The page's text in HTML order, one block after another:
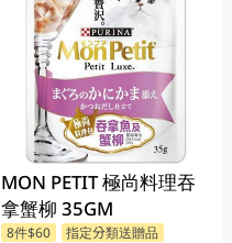
MON PETIT 極尚料理吞
拿蟹柳 35GM
8件$60 指定分類送贈品